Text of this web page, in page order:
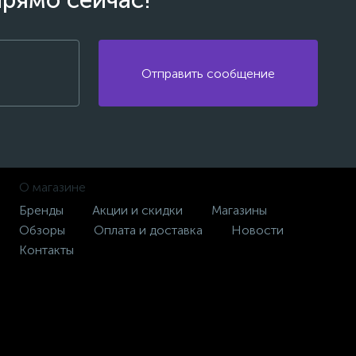
Отправить сообщение
О магазине
Бренды
Акции и скидки
Магазины
Обзоры
Оплата и доставка
Новости
Контакты